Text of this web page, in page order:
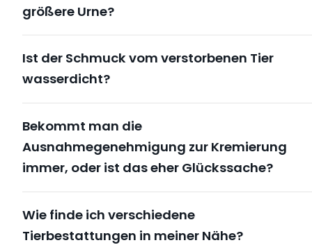
größere Urne?
Ist der Schmuck vom verstorbenen Tier
wasserdicht?
Bekommt man die
Ausnahmegenehmigung zur Kremierung
immer, oder ist das eher Glückssache?
Wie finde ich verschiedene
Tierbestattungen in meiner Nähe?